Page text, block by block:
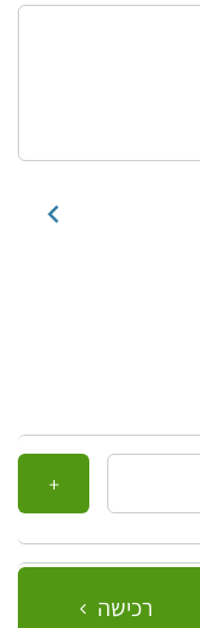
רכישה